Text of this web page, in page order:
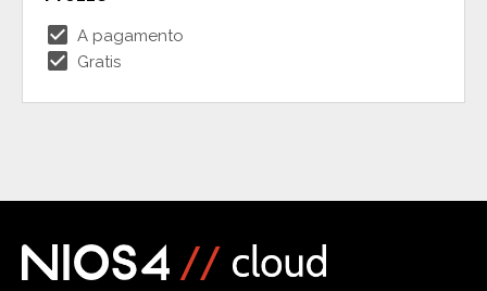
check_box A pagamento
check_box Gratis